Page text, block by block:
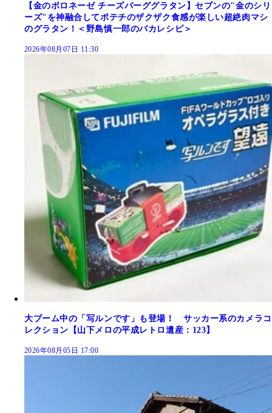
【金のボロネーゼ チーズバーググラタン】セブンの"金のシリ
ーズ"を神融合してポテチのザクザク食感が楽しい超絶肉マシ
のグラタン！＜野島慎一郎のバカレシピ＞
2026年08月07日 11:30
大ブーム中の「写ルンです」も登場！ サッカー系のカメラコ
レクション【山下メロの平成レトロ遺産：123】
2026年08月05日 17:00